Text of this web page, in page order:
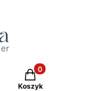
Produkty w
Koszyk